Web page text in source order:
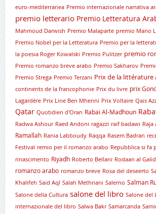
euro-mediterranea Premio internazionale narrativa
premio letterario Premio Letteratura
Mahmoud Darwish Premio Malaparte premio Mario
Premio Nobel per la Letteratura Premio per la
la poesia Roger Kowalski Premio Pulitzer premio
Premio romanzo breve arabo Premio Sakharov
Premio Strega Premio Terzani Prix de la littérature
continents de la francophonie Prix du livre prix
Lagardère Prix Line Ben Mhenni Prix Voltaire Qais
Qatar Quotidien d'Oran Rabai Al-Madhoun
Radwa Ashour Raed Andoni ragazzi raif badawi Raja
Ramallah Rania Labboudy Raqqa Rasem Badran
Festival remio per il romanzo arabo Repubblica si fa
rinascimento Riyadh Roberto Bellani Rodaan al
romanzo arabo romanzo breve Rosa del deseerto
Khalifeh Said Aql Salah Methnani Salerno Salman
Salone della Cultura salone del libro Salone del
internazionale del libro Salwa Bakr Samarcanda